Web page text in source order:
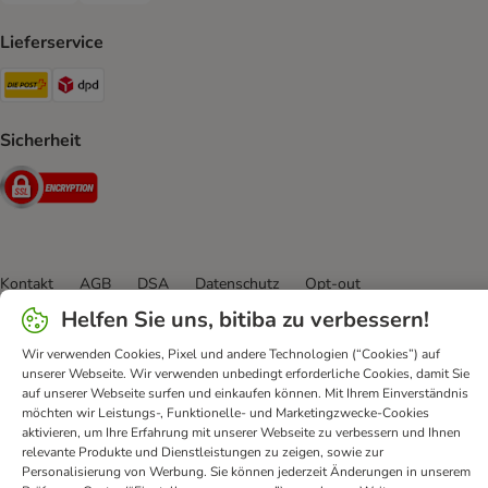
Lieferservice
Die Post Shipping Method
Sicherheit
Security
Kontakt AGB DSA Datenschutz
Opt-out
Impressum
Versandkosten und Lieferzeit
Zahlungsarten
Erklärung zur Barrierefreiheit
bitiba GmbH 2026
Helfen Sie uns, bitiba zu verbessern!
Wir verwenden Cookies, Pixel und andere Technologien (“Cookies”) auf
unserer Webseite. Wir verwenden unbedingt erforderliche Cookies, damit Sie
auf unserer Webseite surfen und einkaufen können. Mit Ihrem Einverständnis
möchten wir Leistungs-, Funktionelle- und Marketingzwecke-Cookies
aktivieren, um Ihre Erfahrung mit unserer Webseite zu verbessern und Ihnen
relevante Produkte und Dienstleistungen zu zeigen, sowie zur
Personalisierung von Werbung. Sie können jederzeit Änderungen in unserem